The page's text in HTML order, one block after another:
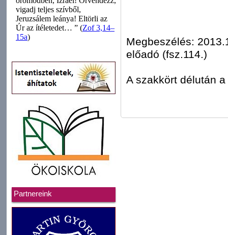
Partnereink
Megbeszélés:
előadó (fsz.114.)
A szakkört délután